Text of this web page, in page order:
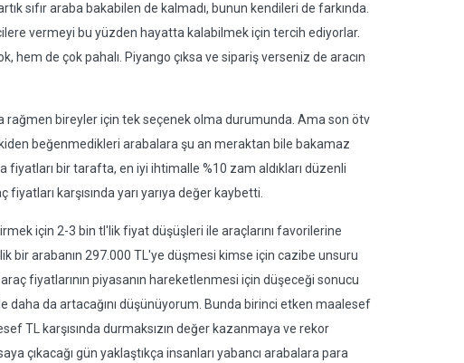
sıfır araba bakabilen de kalmadı, bunun kendileri de farkında.
vermeyi bu yüzden hayatta kalabilmek için tercih ediyorlar.
hem de çok pahalı. Piyango çıksa ve sipariş verseniz de aracın
rağmen bireyler için tek seçenek olma durumunda. Ama son ötv
beğenmedikleri arabalara şu an meraktan bile bakamaz
bir tarafta, en iyi ihtimalle %10 zam aldıkları düzenli
karşısında yarı yarıya değer kaybetti.
için 2-3 bin tl'lik fiyat düşüşleri ile araçlarını favorilerine
bir arabanın 297.000 TL'ye düşmesi kimse için cazibe unsuru
fiyatlarının piyasanın hareketlenmesi için düşeceği sonucu
daha da artacağını düşünüyorum. Bunda birinci etken maalesef
TL karşısında durmaksızın değer kazanmaya ve rekor
çıkacağı gün yaklaştıkça insanları yabancı arabalara para